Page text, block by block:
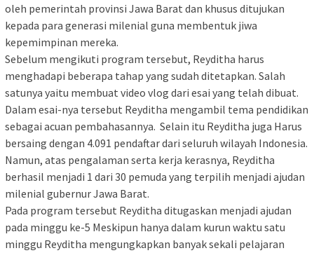
oleh pemerintah provinsi Jawa Barat dan khusus ditujukan
kepada para generasi milenial guna membentuk jiwa
kepemimpinan mereka.
Sebelum mengikuti program tersebut, Reyditha harus
menghadapi beberapa tahap yang sudah ditetapkan. Salah
satunya yaitu membuat video vlog dari esai yang telah dibuat.
Dalam esai-nya tersebut Reyditha mengambil tema pendidikan
sebagai acuan pembahasannya. Selain itu Reyditha juga Harus
bersaing dengan 4.091 pendaftar dari seluruh wilayah Indonesia.
Namun, atas pengalaman serta kerja kerasnya, Reyditha
berhasil menjadi 1 dari 30 pemuda yang terpilih menjadi ajudan
milenial gubernur Jawa Barat.
Pada program tersebut Reyditha ditugaskan menjadi ajudan
pada minggu ke-5 Meskipun hanya dalam kurun waktu satu
minggu Reyditha mengungkapkan banyak sekali pelajaran